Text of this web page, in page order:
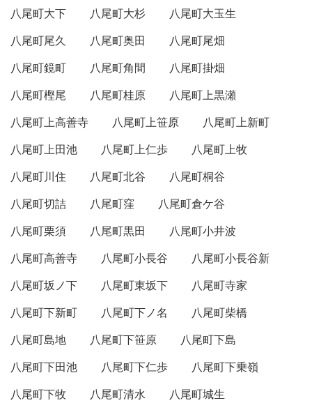
八尾町大下
八尾町大杉
八尾町大玉生
八尾町尾久
八尾町奥田
八尾町尾畑
八尾町鏡町
八尾町角間
八尾町掛畑
八尾町樫尾
八尾町桂原
八尾町上黒瀬
八尾町上高善寺
八尾町上笹原
八尾町上新町
八尾町上田池
八尾町上仁歩
八尾町上牧
八尾町川住
八尾町北谷
八尾町桐谷
八尾町切詰
八尾町窪
八尾町倉ケ谷
八尾町栗須
八尾町黒田
八尾町小井波
八尾町高善寺
八尾町小長谷
八尾町小長谷新
八尾町坂ノ下
八尾町東坂下
八尾町寺家
八尾町下新町
八尾町下ノ名
八尾町柴橋
八尾町島地
八尾町下笹原
八尾町下島
八尾町下田池
八尾町下仁歩
八尾町下乗嶺
八尾町下牧
八尾町清水
八尾町城生